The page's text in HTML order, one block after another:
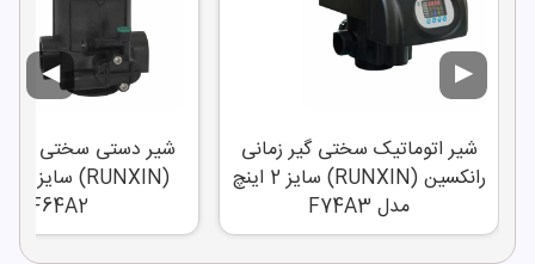
شیر اتوماتیک سختی گیر زمانی
رانکسین (RUNXIN) سایز 2 اینچ
مدل F74A3
شیر دستی سختی گیر
F64A2
▶
◀